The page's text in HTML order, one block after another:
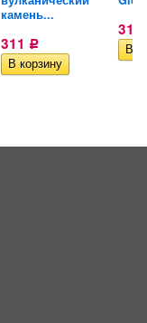
камень...
311 Р
310